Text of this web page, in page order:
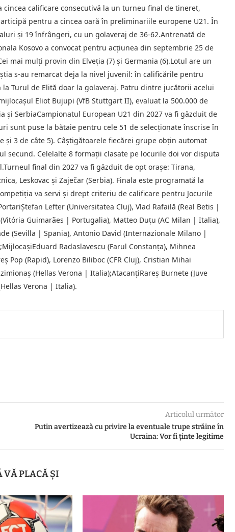
cincea calificare consecutivă la un turneu final de tineret,
pentru a cincea oară în preliminariile europene U21. În
și 19 înfrângeri, cu un golaveraj de 36-62.Antrenată de
Kosovo a convocat pentru acțiunea din septembrie 25 de
mai mulți provin din Elveția (7) și Germania (6).Lotul are un
s-au remarcat deja la nivel juvenil: în calificările pentru
la Turul de Elită doar la golaveraj. Patru dintre jucătorii acelui
Eliot Bujupi (VfB Stuttgart II), evaluat la 500.000 de
și SerbiaCampionatul European U21 din 2027 va fi găzduit de
sunt puse la bătaie pentru cele 51 de selecționate înscrise în
3 de câte 5). Câștigătoarele fiecărei grupe obțin automat
Celelalte 8 formații clasate pe locurile doi vor disputa
final din 2027 va fi găzduit de opt orașe: Tirana,
Leskovac și Zaječar (Serbia). Finala este programată la
va servi și drept criteriu de calificare pentru Jocurile
Lefter (Universitatea Cluj), Vlad Rafailă (Real Betis |
Guimarães | Portugalia), Matteo Duțu (AC Milan | Italia),
(Sevilla | Spania), Antonio David (Internazionale Milano |
Radaslavescu (Farul Constanța), Mihnea
Pop (Rapid), Lorenzo Biliboc (CFR Cluj), Cristian Mihai
(Hellas Verona | Italia);AtacanțiRareș Burnete (Juve
Verona | Italia).
Articolul următor
Putin avertizează cu privire la eventuale trupe străine în
Ucraina: Vor fi ținte legitime
VĂ PLACĂ ȘI